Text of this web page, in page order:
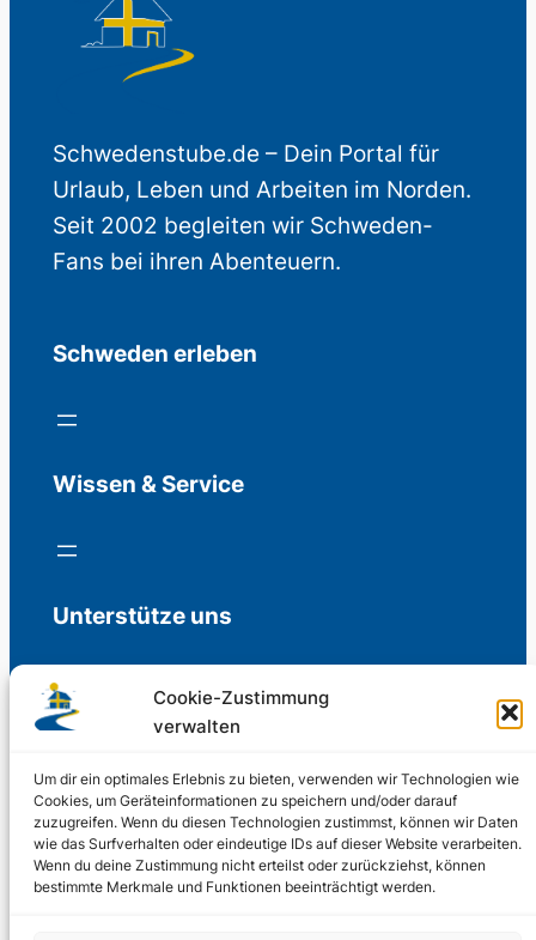
Cookie-Zustimmung
verwalten
Um dir ein optimales Erlebnis zu bieten, verwenden wir Technologien wie
Cookies, um Geräteinformationen zu speichern und/oder darauf
zuzugreifen. Wenn du diesen Technologien zustimmst, können wir Daten
wie das Surfverhalten oder eindeutige IDs auf dieser Website verarbeiten.
Wenn du deine Zustimmung nicht erteilst oder zurückziehst, können
bestimmte Merkmale und Funktionen beeinträchtigt werden.
Schwedenstube.de – Dein Portal für
Urlaub, Leben und Arbeiten im Norden.
Seit 2002 begleiten wir Schweden-
Fans bei ihren Abenteuern.
Schweden erleben
Wissen & Service
Unterstütze uns
Freiwillige Spenden für die Aufrechterhaltung
Support us